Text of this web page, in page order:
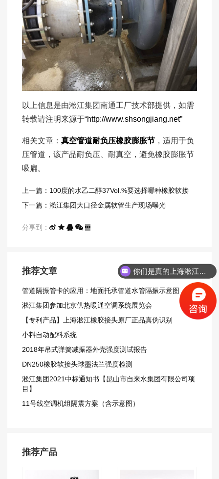
以上信息是由淞江集团南通工厂技术部提供，如需
转载请注明来源于“http://www.shsongjiang.net”
相关文章： 真空管道耐负压橡胶膨胀节 ，适用于负
压管道，该产品耐负压、耐真空，避免橡胶膨胀节
吸扁。
上一篇：100度的水乙二醇37Vol.%要选择哪种橡胶软接
头？
下一篇：淞江集团大口径金属软管生产现场曝光
分享到：
推荐文章
管道隔振管卡的应用：地面托承管道水管隔振示意图
淞江集团参加北京供热暖通空调系统展览会
【专利产品】上海淞江橡胶接头原厂正品真伪识别
小料自动配料系统
2018年吊式弹簧减振器外壳强度测试报告
DN250橡胶软接头球墨法兰强度检测
淞江集团2021中标通知书【昆山市自来水集团有限公司项
目】
11号线空调机组隔震方案（含示意图）
推荐产品
你们是真的上海淞江吗？